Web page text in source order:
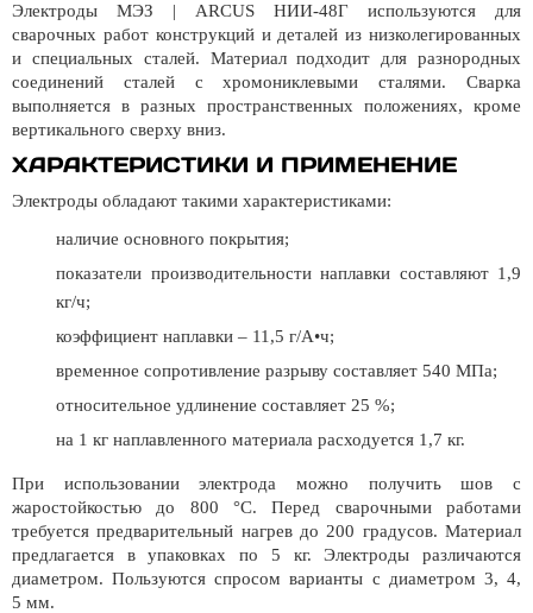
Электроды МЭЗ | ARCUS НИИ-48Г используются для
сварочных работ конструкций и деталей из низколегированных
и специальных сталей. Материал подходит для разнородных
соединений сталей с хромониклевыми сталями. Сварка
выполняется в разных пространственных положениях, кроме
вертикального сверху вниз.
ХАРАКТЕРИСТИКИ И ПРИМЕНЕНИЕ
Электроды обладают такими характеристиками:
наличие основного покрытия;
показатели производительности наплавки составляют 1,9
кг/ч;
коэффициент наплавки – 11,5 г/А•ч;
временное сопротивление разрыву составляет 540 МПа;
относительное удлинение составляет 25 %;
на 1 кг наплавленного материала расходуется 1,7 кг.
При использовании электрода можно получить шов с
жаростойкостью до 800 °С. Перед сварочными работами
требуется предварительный нагрев до 200 градусов. Материал
предлагается в упаковках по 5 кг. Электроды различаются
диаметром. Пользуются спросом варианты с диаметром 3, 4,
5 мм.